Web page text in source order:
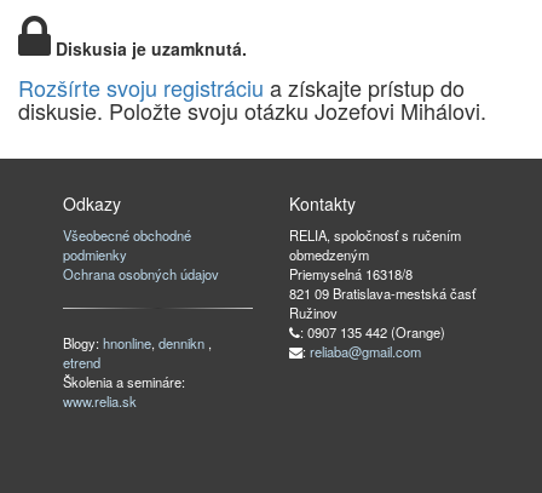
Diskusia je uzamknutá.
Rozšírte svoju registráciu a získajte prístup do
diskusie. Položte svoju otázku Jozefovi Mihálovi.
Odkazy
Všeobecné obchodné
podmienky
Ochrana osobných údajov
Blogy:hnonline,dennikn ,
etrend
Školenia a semináre:
www.relia.sk
Kontakty
RELIA, spoločnosť s ručením
obmedzeným
Priemyselná 16318/8
821 09 Bratislava-mestská časť
Ružinov
: 0907 135 442 (Orange)
: reliaba@gmail.com